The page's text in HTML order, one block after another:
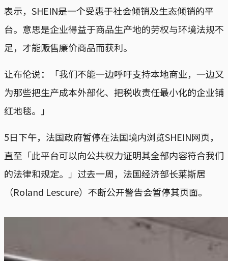
表示，SHEIN是一个受惠于社会倾销及生态倾销的平
台。意思是企业得益于商品生产地的劳权与环境法规不
足，才能贩售廉价商品而获利。
让布伦说：「我们不能一边呼吁支持本地商业，一边又
为那些把生产成本外部化、把税收责任最小化的企业铺
红地毯。」
5日下午，法国政府暂停在法国境内浏览SHEIN网页，
直至「此平台可以向公共权力证明其全部内容符合我们
的法律和规定。」过去一周，法国经济部长莱斯居
（Roland Lescure）不断公开警告会暂停其页面。